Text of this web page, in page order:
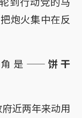
炮火集中在反
角是—— 饼干
近两年来动用